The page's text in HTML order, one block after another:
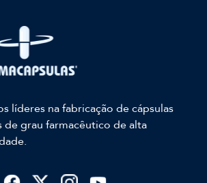
líderes na fabricação de cápsulas
de grau farmacêutico de alta